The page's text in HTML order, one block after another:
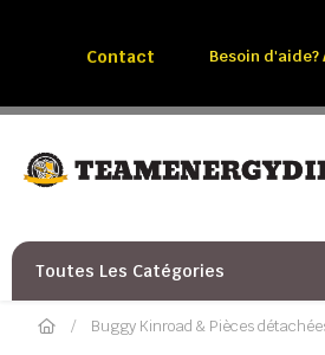
Contact Besoin d'aide?
Toutes Les Catégories
Buggy Kinroad & Pièces